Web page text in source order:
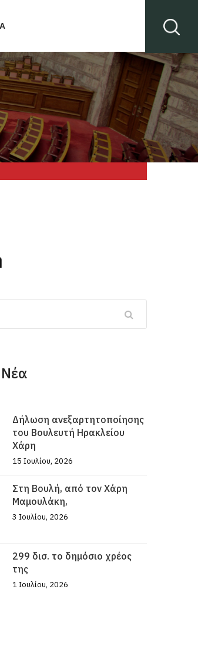
Νέα
Δήλωση ανεξαρτητοποίησης
του Βουλευτή Ηρακλείου
Χάρη
15 Ιουλίου, 2026
Στη Βουλή, από τον Χάρη
Μαμουλάκη,
3 Ιουλίου, 2026
299 δισ. το δημόσιο χρέος
της
1 Ιουλίου, 2026